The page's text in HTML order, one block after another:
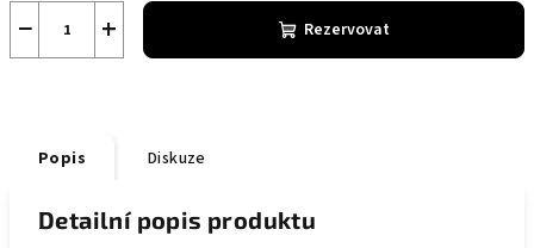
+
− Rezervovat
Popis Diskuze
Detailní popis produktu